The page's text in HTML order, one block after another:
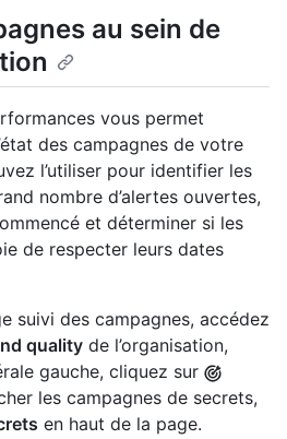
au sein de
vous permet
des campagnes de votre
l’utiliser pour identifier les
nombre d’alertes ouvertes,
et déterminer si les
de respecter leurs dates
suivi des campagnes, accédez
quality de l’organisation,
gauche, cliquez sur
les campagnes de secrets,
en haut de la page.